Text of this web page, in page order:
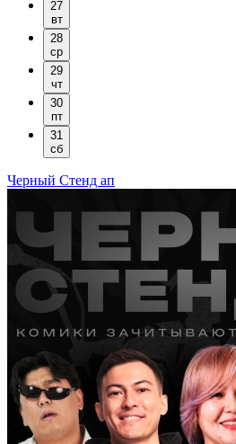
27
вт
28
ср
29
чт
30
пт
31
сб
Черный Стенд ап